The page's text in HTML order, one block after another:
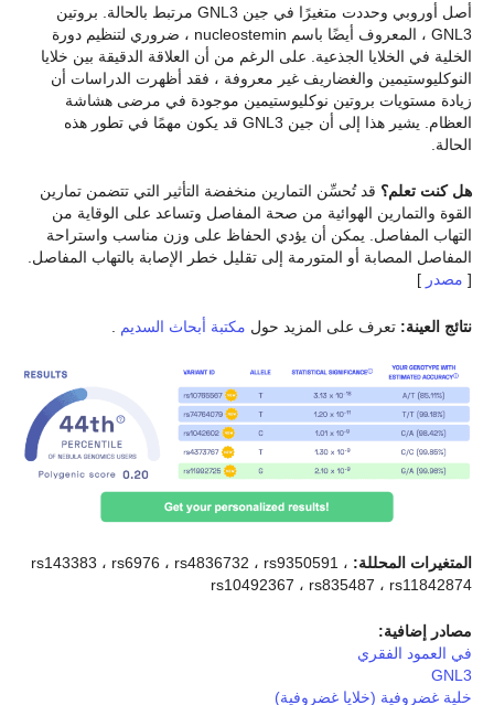
أصل أوروبي وحددت متغيرًا في جين GNL3 مرتبط بالحالة. بروتين
GNL3 ، المعروف أيضًا باسم nucleostemin ، ضروري لتنظيم دورة
الخلية في الخلايا الجذعية. على الرغم من أن العلاقة الدقيقة بين خلايا
النوكليوستيمين والغضاريف غير معروفة ، فقد أظهرت الدراسات أن
زيادة مستويات بروتين نوكليوستيمين موجودة في مرضى هشاشة
العظام. يشير هذا إلى أن جين GNL3 قد يكون مهمًا في تطور هذه
الحالة.
هل كنت تعلم؟ قد تُحسِّن التمارين منخفضة التأثير التي تتضمن تمارين
القوة والتمارين الهوائية من صحة المفاصل وتساعد على الوقاية من
التهاب المفاصل. يمكن أن يؤدي الحفاظ على وزن مناسب واستراحة
المفاصل المصابة أو المتورمة إلى تقليل خطر الإصابة بالتهاب المفاصل.
[ مصدر ]
نتائج العينة: تعرف على المزيد حول مكتبة أبحاث السديم
المتغيرات المحللة: rs143383 ، rs6976 ، rs4836732 ، rs9350591 ،
rs10492367 ، rs835487 ، rs11842874
مصادر إضافية:
في العمود الفقري
GNL3
خلية غضروفية (خلايا غضروفية)